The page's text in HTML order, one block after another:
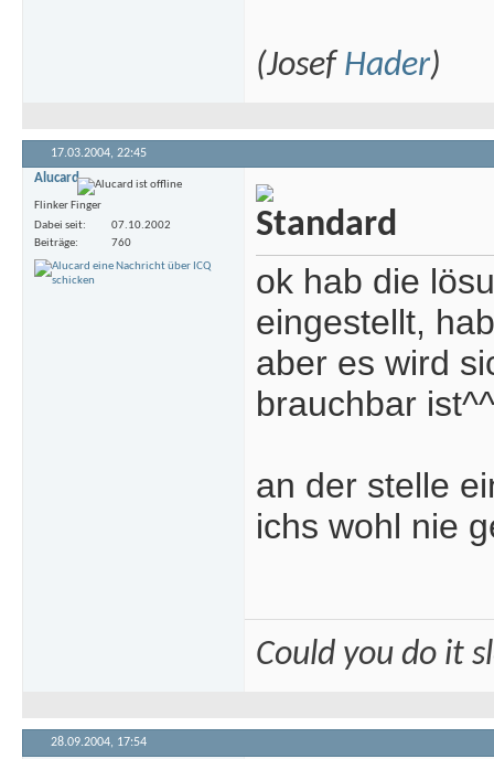
(Josef Hader)
17.03.2004, 22:45
Alucard
Flinker Finger
Dabei seit
07.10.2002
Beiträge
760
ok hab die
eingestellt,
aber es wird
brauchbar ist^^
an der stelle
ichs wohl nie
Could you do it
28.09.2004, 17:54